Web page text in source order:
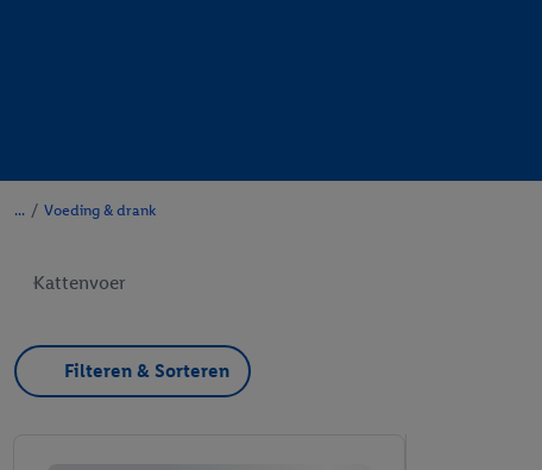
/ Voeding & drank
Kattenvoer
Filteren & Sorteren